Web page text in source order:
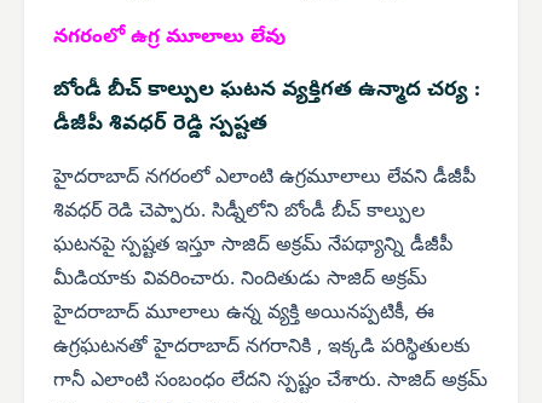
నగరంలో ఉగ్ర మూలాలు లేవు
బోండీ బీచ్ కాల్పుల ఘటన వ్యక్తిగత ఉన్మాద చర్య :
డీజీపీ శివధర్ రెడ్డి స్పష్టత
హైదరాబాద్ నగరంలో ఎలాంటి ఉగ్రమూలాలు లేవని డీజీపీ
శివధర్ రెడి చెప్పారు. సిడ్నీలోని బోండీ బీచ్ కాల్పుల
ఘటనపై స్పష్టత ఇస్తూ సాజిద్ అక్రమ్ నేపథ్యాన్ని డీజీపీ
మీడియాకు వివరించారు. నిందితుడు సాజిద్ అక్రమ్
హైదరాబాద్ మూలాలు ఉన్న వ్యక్తి అయినప్పటికీ, ఈ
ఉగ్రఘటనతో హైదరాబాద్ నగరానికి , ఇక్కడి పరిస్థితులకు
గానీ ఎలాంటి సంబంధం లేదని స్పష్టం చేశారు. సాజిద్ అక్రమ్